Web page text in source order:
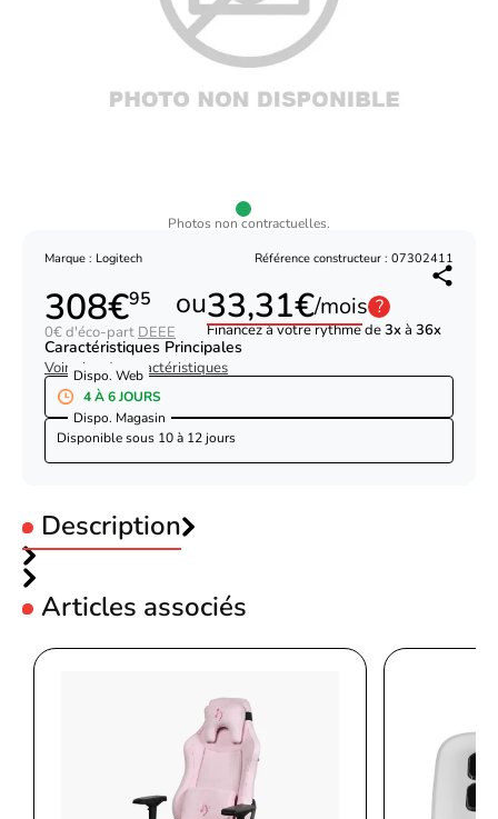
Photos non contractuelles.
Marque : Logitech Référence constructeur : 07302411
308€95
0€ d'éco-part DEEE
ou33,31€/mois ?
Financez à votre rythme de3xà 36x
Caractéristiques Principales
Voir plus de caractéristiques
Dispo. Web
4 À 6 JOURS
Dispo. Magasin
Disponible sous 10 à 12 jours
Description
Code EAN
5099206128835
07302411
Voir produits Logitech
Voir les micro-casque Logitech
Articles associés